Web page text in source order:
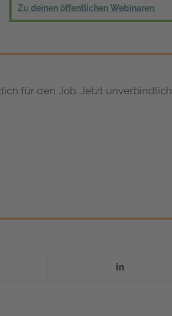
Zu deinen öffentlichen Webinaren.
für den Job. Jetzt unverbindlich